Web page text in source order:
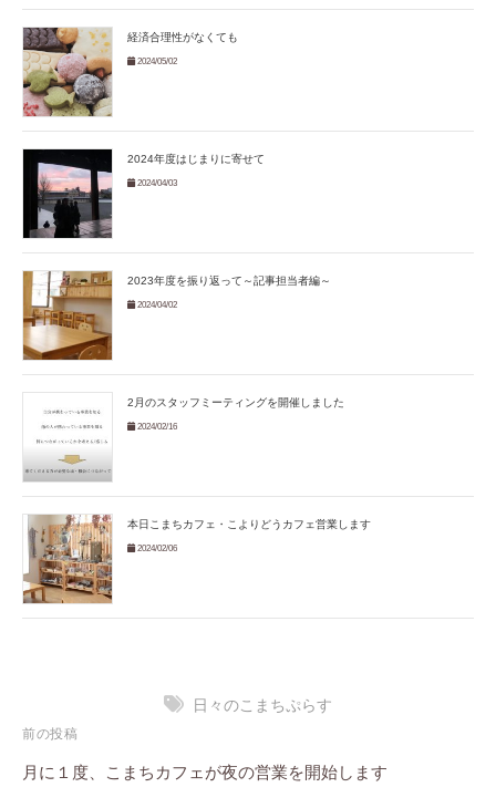
経済合理性がなくても
2024/05/02
2024年度はじまりに寄せて
2024/04/03
2023年度を振り返って～記事担当者編～
2024/04/02
2月のスタッフミーティングを開催しました
2024/02/16
本日こまちカフェ・こよりどうカフェ営業します
2024/02/06
日々のこまちぷらす
投
稿
前の投稿
月に１度、こまちカフェが夜の営業を開始します